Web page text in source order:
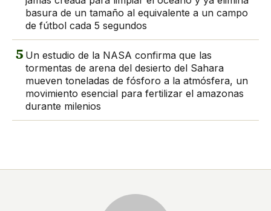
basura de un tamaño al equivalente a un campo
de fútbol cada 5 segundos
5 Un estudio de la NASA confirma que las
tormentas de arena del desierto del Sahara
mueven toneladas de fósforo a la atmósfera, un
movimiento esencial para fertilizar el amazonas
durante milenios